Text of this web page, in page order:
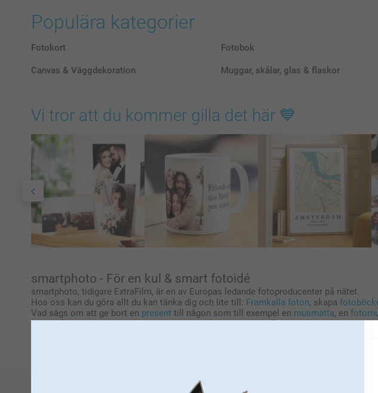
Populära kategorier
Fotokort Fotobok
Canvas & Väggdekoration Muggar, skålar, glas & flaskor
Vi tror att du kommer gilla det här 💙
smartphoto - För en kul & smart fotoidé
smartphoto, tidigare ExtraFilm, är en av Europas ledande fotoproducenter på nätet.
Hos oss kan du göra allt du kan tänka dig och lite till: Framkalla foton, skapa
Vad sägs om att ge bort en present till någon som till exempel en musmatta, en
lös din fantasi och gör det redan idag, upptäck smartphotos fantastiska värld av